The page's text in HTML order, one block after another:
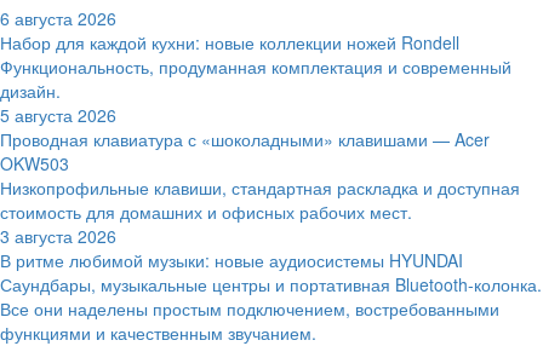
6 августа 2026
Набор для каждой кухни: новые коллекции ножей Rondell
Функциональность, продуманная комплектация и современный
дизайн.
5 августа 2026
Проводная клавиатура с «шоколадными» клавишами — Acer
OKW503
Низкопрофильные клавиши, стандартная раскладка и доступная
стоимость для домашних и офисных рабочих мест.
3 августа 2026
В ритме любимой музыки: новые аудиосистемы HYUNDAI
Саундбары, музыкальные центры и портативная Bluetooth-колонка.
Все они наделены простым подключением, востребованными
функциями и качественным звучанием.